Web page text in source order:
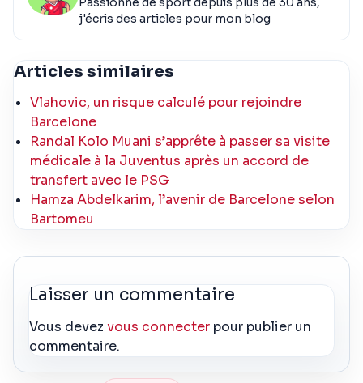
j'écris des articles pour mon blog
Articles similaires
Vlahovic, un risque calculé pour rejoindre
Barcelone
Randal Kolo Muani s’apprête à passer sa visite
médicale à la Juventus après un accord de
transfert avec le PSG
Hamza Abdelkarim, l’avenir de Barcelone selon
Bartomeu
Laisser un commentaire
Vous devezvous connecter pour publier un
commentaire.